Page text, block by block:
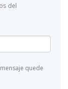
del
quede